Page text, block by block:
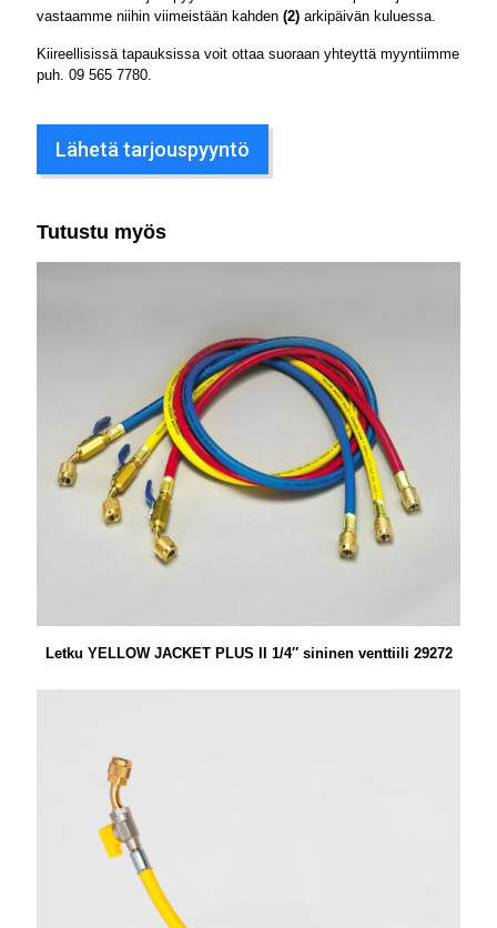
vastaamme niihin viimeistään kahden (2) arkipäivän kuluessa.
Kiireellisissä tapauksissa voit ottaa suoraan yhteyttä myyntiimme
puh. 09 565 7780
Lähetä tarjouspyyntö
Tutustu myös
Letku YELLOW JACKET PLUS II 1/4″ sininen venttiili 29272